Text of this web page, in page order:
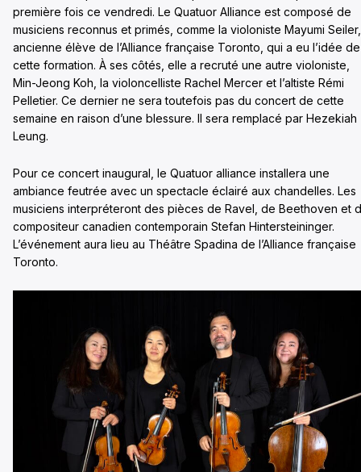
première fois ce vendredi. Le Quatuor Alliance est composé de
musiciens reconnus et primés, comme la violoniste Mayumi Seiler,
ancienne élève de l’Alliance française Toronto, qui a eu l’idée de
cette formation. À ses côtés, elle a recruté une autre violoniste,
Min-Jeong Koh, la violoncelliste Rachel Mercer et l’altiste Rémi
Pelletier. Ce dernier ne sera toutefois pas du concert de cette
semaine en raison d’une blessure. Il sera remplacé par Hezekiah
Leung.
Pour ce concert inaugural, le Quatuor alliance installera une
ambiance feutrée avec un spectacle éclairé aux chandelles. Les
musiciens interpréteront des pièces de Ravel, de Beethoven et
compositeur canadien contemporain Stefan Hintersteininger.
L’événement aura lieu au Théâtre Spadina de l’Alliance française
Toronto.